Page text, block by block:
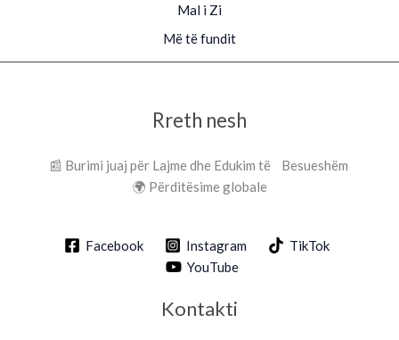
Mal i Zi
Më të fundit
Rreth nesh
📰 Burimi juaj për Lajme dhe Edukim të Besueshëm
🌍 Përditësime globale
Facebook Instagram
TikTok
YouTube
Kontakti